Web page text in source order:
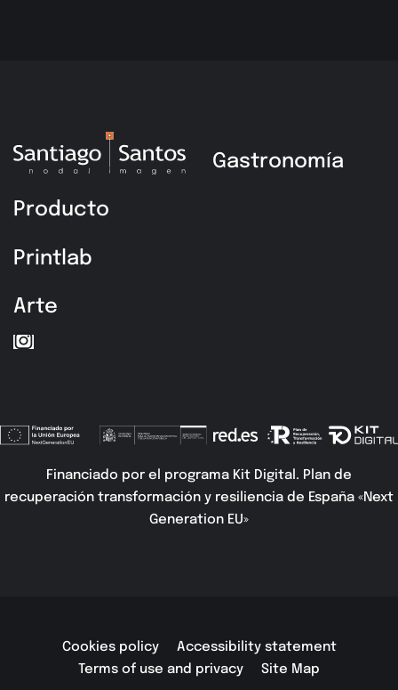
Gastronomía
Producto
Printlab
Arte
Financiado por el programa Kit Digital. Plan de
recuperación transformación y resiliencia de España «Next
Generation EU»
Cookies policy
Accessibility statement
Terms of use and privacy
Site Map